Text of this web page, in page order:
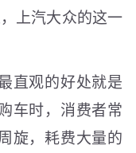
上汽大众的这一
直观的好处就是
车时，消费者常
旋，耗费大量的